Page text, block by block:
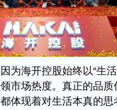
为海开控股始终以“生
市场热度。真正的品
体现着对生活本真的